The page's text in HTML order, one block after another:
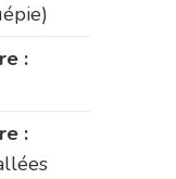
:
: